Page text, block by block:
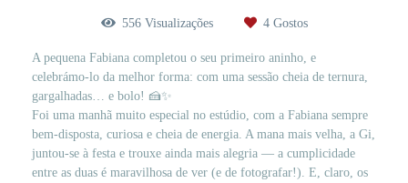
556Visualizações 4Gostos
A pequena Fabiana completou o seu primeiro aninho, e
celebrámo-lo da melhor forma: com uma sessão cheia de ternura,
gargalhadas… e bolo! 🍰✨
Foi uma manhã muito especial no estúdio, com a Fabiana sempre
bem-disposta, curiosa e cheia de energia. A mana mais velha, a Gi,
juntou-se à festa e trouxe ainda mais alegria — a cumplicidade
entre as duas é maravilhosa de ver (e de fotografar!). E, claro, os